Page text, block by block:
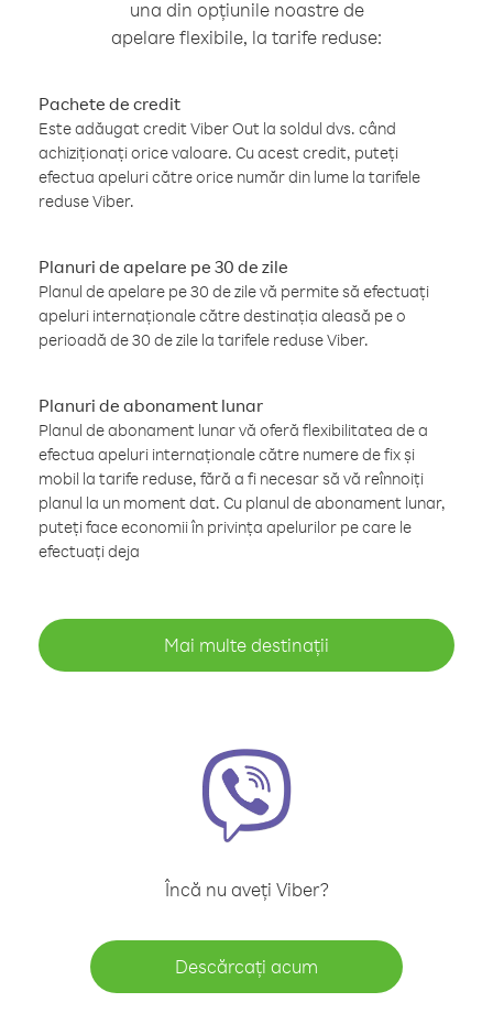
una din opțiunile noastre de
apelare flexibile, la tarife reduse:
Pachete de credit
Este adăugat credit Viber Out la soldul dvs. când
achiziționați orice valoare. Cu acest credit, puteți
efectua apeluri către orice număr din lume la tarifele
reduse Viber.
Planuri de apelare pe 30 de zile
Planul de apelare pe 30 de zile vă permite să efectuați
apeluri internaționale către destinația aleasă pe o
perioadă de 30 de zile la tarifele reduse Viber.
Planuri de abonament lunar
Planul de abonament lunar vă oferă flexibilitatea de a
efectua apeluri internaționale către numere de fix și
mobil la tarife reduse, fără a fi necesar să vă reînnoiți
planul la un moment dat. Cu planul de abonament lunar,
puteți face economii în privința apelurilor pe care le
efectuați deja
Mai multe destinații
Încă nu aveți Viber?
Descărcați acum